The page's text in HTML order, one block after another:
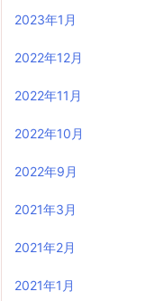
2023年1月
2022年12月
2022年11月
2022年10月
2022年9月
2021年3月
2021年2月
2021年1月